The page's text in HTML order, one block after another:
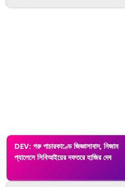
DEV: গরু পাচারকাণ্ডে জিজ্ঞাসাবাদ, নিজাম
প্যালেসে সিবিআইয়ের দফতরে হাজির দেব